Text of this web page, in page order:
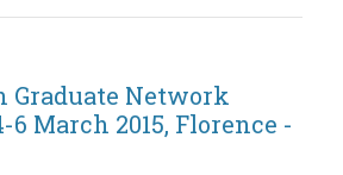
Graduate Network
6 March 2015, Florence -